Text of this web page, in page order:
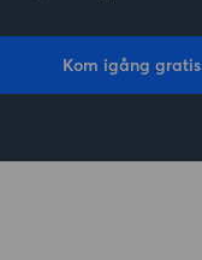
Kom igång gratis